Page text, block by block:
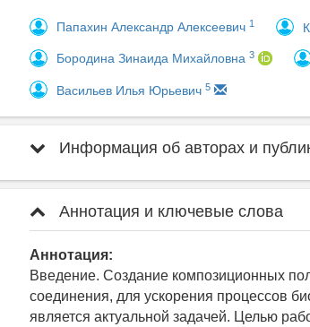
Папахин Александр Алексеевич 1
Бородина Зинаида Михайловна 3
Васильев Илья Юрьевич 5
Информация об авторах и
Аннотация и ключевые слова
Аннотация:
Введение. Создание композиционных
соединения, для ускорения процессов
является актуальной задачей. Целью